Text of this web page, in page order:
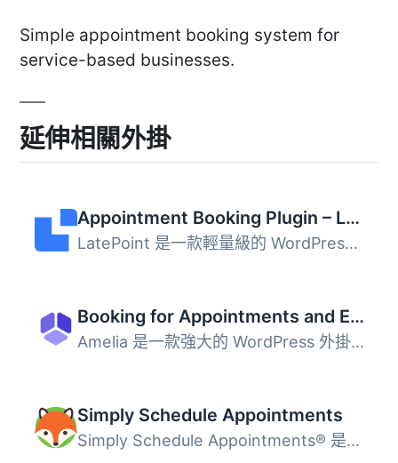
Simple appointment booking system for
service-based businesses.
延伸相關外掛
Appointment Booking Plugin – LatePoint | Calendar & Scheduling for WordPress
LatePoint 是一款輕量級的 WordPress 約會預約外掛，讓客戶可...
Booking for Appointments and Events Calendar – Amelia
Amelia 是一款強大的 WordPress 外掛，專為預約和活動日曆設...
Simply Schedule Appointments
Simply Schedule Appointments® 是一款易於使用的 WordPress ...